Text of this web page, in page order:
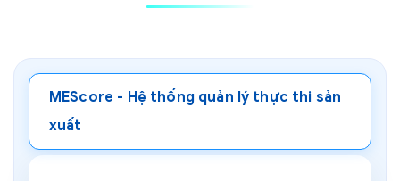
MEScore - Hệ thống quản lý thực thi sản
xuất